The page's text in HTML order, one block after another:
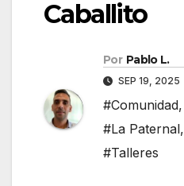
Caballito
Por Pablo L.
SEP 19, 2025
#Comunidad,
#La Paternal,
#Talleres